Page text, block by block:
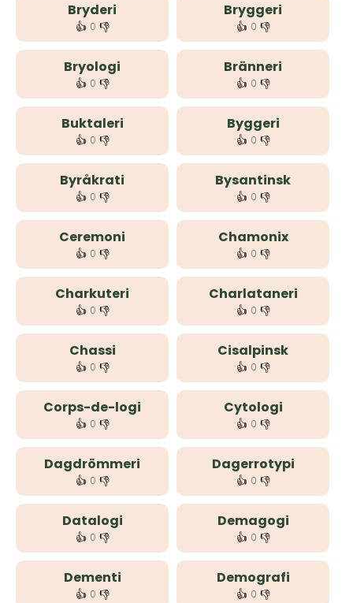
Bryderi
👍 0 👎
Bryggeri
👍 0 👎
Bryologi
👍 0 👎
Bränneri
👍 0 👎
Buktaleri
👍 0 👎
Byggeri
👍 0 👎
Byråkrati
👍 0 👎
Bysantinsk
👍 0 👎
Ceremoni
👍 0 👎
Chamonix
👍 0 👎
Charkuteri
👍 0 👎
Charlataneri
👍 0 👎
Chassi
👍 0 👎
Cisalpinsk
👍 0 👎
Corps-de-logi
👍 0 👎
Cytologi
👍 0 👎
Dagdrömmeri
👍 0 👎
Dagerrotypi
👍 0 👎
Datalogi
👍 0 👎
Demagogi
👍 0 👎
Dementi
👍 0 👎
Demografi
👍 0 👎